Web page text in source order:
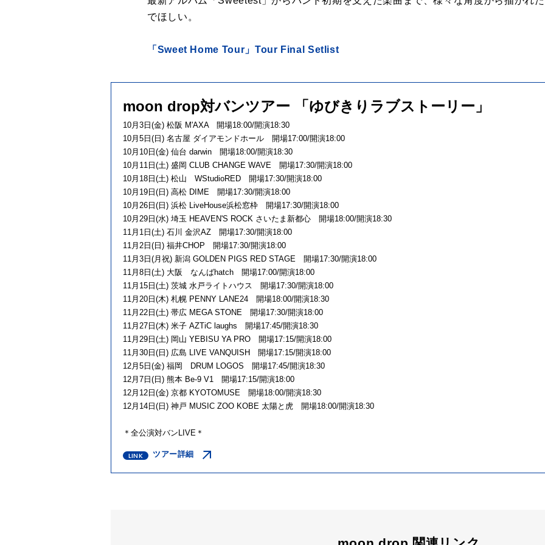
でほしい。
「Sweet Home Tour」Tour Final Setlist
moon drop対バンツアー 「ゆびきりラブストーリー」
10月3日(金) 松阪 M'AXA 開場18:00/開演18:30
10月5日(日) 名古屋 ダイアモンドホール 開場17:00/開演18:00
10月10日(金) 仙台 darwin 開場18:00/開演18:30
10月11日(土) 盛岡 CLUB CHANGE WAVE 開場17:30/開演18:00
10月18日(土) 松山 WStudioRED 開場17:30/開演18:00
10月19日(日) 高松 DIME 開場17:30/開演18:00
10月26日(日) 浜松 LiveHouse浜松窓枠 開場17:30/開演18:00
10月29日(水) 埼玉 HEAVEN'S ROCK さいたま新都心 開場18:00/開演18:30
11月1日(土) 石川 金沢AZ 開場17:30/開演18:00
11月2日(日) 福井CHOP 開場17:30/開演18:00
11月3日(月祝) 新潟 GOLDEN PIGS RED STAGE 開場17:30/開演18:00
11月8日(土) 大阪 なんばhatch 開場17:00/開演18:00
11月15日(土) 茨城 水戸ライトハウス 開場17:30/開演18:00
11月20日(木) 札幌 PENNY LANE24 開場18:00/開演18:30
11月22日(土) 帯広 MEGA STONE 開場17:30/開演18:00
11月27日(木) 米子 AZTiC laughs 開場17:45/開演18:30
11月29日(土) 岡⼭ YEBISU YA PRO 開場17:15/開演18:00
11月30日(日) 広島 LIVE VANQUISH 開場17:15/開演18:00
12月5日(金) 福岡 DRUM LOGOS 開場17:45/開演18:30
12月7日(日) 熊本 Be-9 V1 開場17:15/開演18:00
12月12日(金) 京都 KYOTOMUSE 開場18:00/開演18:30
12月14日(日) 神戸 MUSIC ZOO KOBE 太陽と虎 開場18:00/開演18:30
＊全公演対バンLIVE＊
ツアー詳細